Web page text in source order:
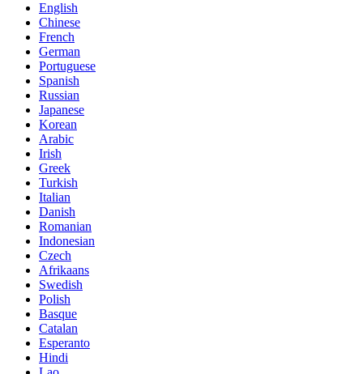
English
Chinese
French
German
Portuguese
Spanish
Russian
Japanese
Korean
Arabic
Irish
Greek
Turkish
Italian
Danish
Romanian
Indonesian
Czech
Afrikaans
Swedish
Polish
Basque
Catalan
Esperanto
Hindi